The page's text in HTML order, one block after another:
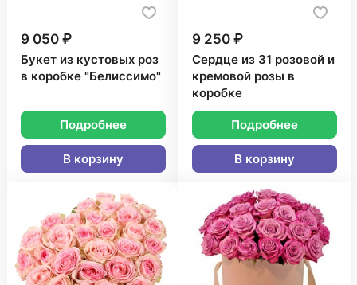
9 050 ₽
Букет из кустовых роз
в коробке "Белиссимо"
Подробнее
В корзину
9 250 ₽
Сердце из 31 розовой и
кремовой розы в
коробке
Подробнее
В корзину